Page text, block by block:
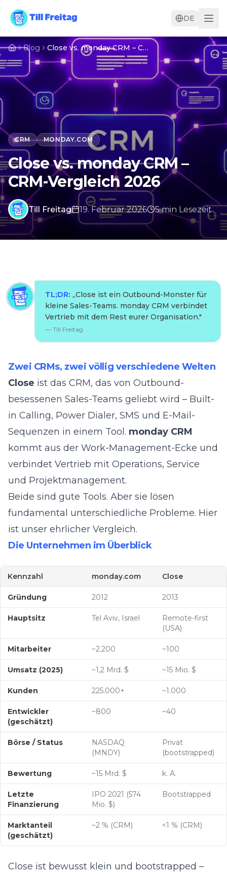
DE
Blog Close vs. monday CRM – CRM-Vergleich 2026
CRM MONDAY.COM
Close vs. monday CRM –
CRM-Vergleich 2026
Till Freitag 19. Februar 2026 5min Lesezeit
TL;DR: „Close ist ein Outbound-Monster für
kleine Sales-Teams. monday CRM verbindet
Vertrieb mit dem Rest eurer Organisation."
— Till Freitag
Zwei CRMs, zwei völlig verschiedene Welten
Close ist das CRM, das von Outbound-
besessenen Sales-Teams geliebt wird – Built-
in Calling, Power Dialer, SMS und E-Mail-
Sequenzen in einem Tool. monday CRM
kommt aus der Work-Management-Ecke und
verbindet Vertrieb mit Operations, Service
und Projektmanagement.
Beide sind gute Tools. Aber sie lösen
fundamental unterschiedliche Probleme. Hier
ist unser ehrlicher Vergleich.
Die Unternehmen im Überblick
Kennzahl monday.com Close
Gründung 2012 2013
Hauptsitz Tel Aviv, Israel
Remote-first
(USA)
Mitarbeiter ~2.200 ~100
Umsatz (2025) ~1,2 Mrd. $ ~15 Mio. $
Kunden 225.000+ ~1.000
Entwickler
(geschätzt)
~800 ~40
Börse / Status
NASDAQ
(MNDY)
Privat
(bootstrapped)
Bewertung ~15 Mrd. $ k. A.
Letzte
Finanzierung
IPO 2021 (574
Mio. $)
Bootstrapped
Marktanteil
(geschätzt)
~2 % (CRM) <1 % (CRM)
Close ist bewusst klein und bootstrapped –